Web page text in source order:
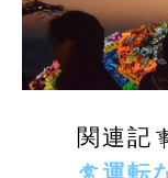
関連記
常運転